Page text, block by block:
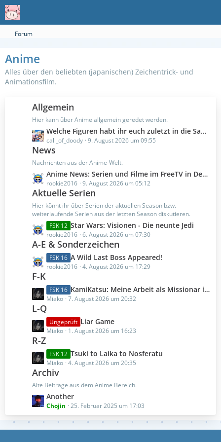
Forum
Anime
Alles über den beliebten (japanischen) Zeichentrick- und
Animationsfilm.
Allgemein
Hier kann über Anime allgemein geredet werden.
L
e
t
z
e
B
i
r
ä
g
e
Welche Figuren habt ihr euch zuletzt in die Sammlung geholt 2.0
call_of_doody 9. August 2026 um 09:55
News
Nachrichten aus der Anime-Welt.
L
e
t
z
t
e
B
e
t
r
ä
g
e
Anime News: Serien und Filme im FreeTV in Deutschland
rookie2016 9. August 2026 um 05:12
Aktuelle Serien
Hier könnt ihr über Serien der aktuellen Season bzw.
weiterlaufende Serien aus der letzten Season diskutieren.
L
e
t
z
t
e
e
i
t
r
ä
g
e
FSK 12 Star Wars: Visionen - Die neunte Jedi
rookie2016 6. August 2026 um 07:30
A-E & Sonderzeichen
L
e
t
z
t
e
e
i
t
r
ä
g
e
FSK 16 A Wild Last Boss Appeared!
rookie2016 4. August 2026 um 17:29
F-K
L
e
t
z
t
e
e
i
t
r
ä
g
e
FSK 16 KamiKatsu: Meine Arbeit als Missionar in einer gottlosen Welt
Miako 7. August 2026 um 20:32
L-Q
L
e
t
z
t
e
B
e
i
t
ä
Ungeprüft Liar Game
Miako 1. August 2026 um 16:23
R-Z
L
e
t
z
t
e
B
i
FSK 12 Tsuki to Laika to Nosferatu
Miako 4. August 2026 um 20:35
Archiv
Alte Beiträge aus dem Anime Bereich.
L
e
t
Another
Chojin 25. Februar 2025 um 17:03